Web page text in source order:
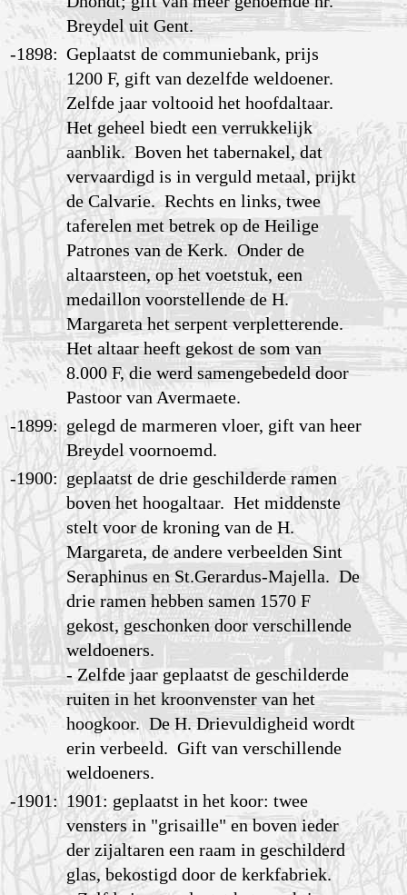
Breydel uit Gent.
-1898: Geplaatst de communiebank, prijs
1200 F, gift van dezelfde weldoener.
Zelfde jaar voltooid het hoofdaltaar.
Het geheel biedt een verrukkelijk
aanblik. Boven het tabernakel, dat
vervaardigd is in verguld metaal, prijkt
de Calvarie. Rechts en links, twee
taferelen met betrek op de Heilige
Patrones van de Kerk. Onder de
altaarsteen, op het voetstuk, een
medaillon voorstellende de H.
Margareta het serpent verpletterende.
Het altaar heeft gekost de som van
8.000 F, die werd samengebedeld door
Pastoor van Avermaete.
-1899: gelegd de marmeren vloer, gift van heer
Breydel voornoemd.
-1900: geplaatst de drie geschilderde ramen
boven het hoogaltaar. Het middenste
stelt voor de kroning van de H.
Margareta, de andere verbeelden Sint
Seraphinus en St.Gerardus-Majella. De
drie ramen hebben samen 1570 F
gekost, geschonken door verschillende
weldoeners.
- Zelfde jaar geplaatst de geschilderde
ruiten in het kroonvenster van het
hoogkoor. De H. Drievuldigheid wordt
erin verbeeld. Gift van verschillende
weldoeners.
-1901: 1901: geplaatst in het koor: twee
vensters in "grisaille" en boven ieder
der zijaltaren een raam in geschilderd
glas, bekostigd door de kerkfabriek.